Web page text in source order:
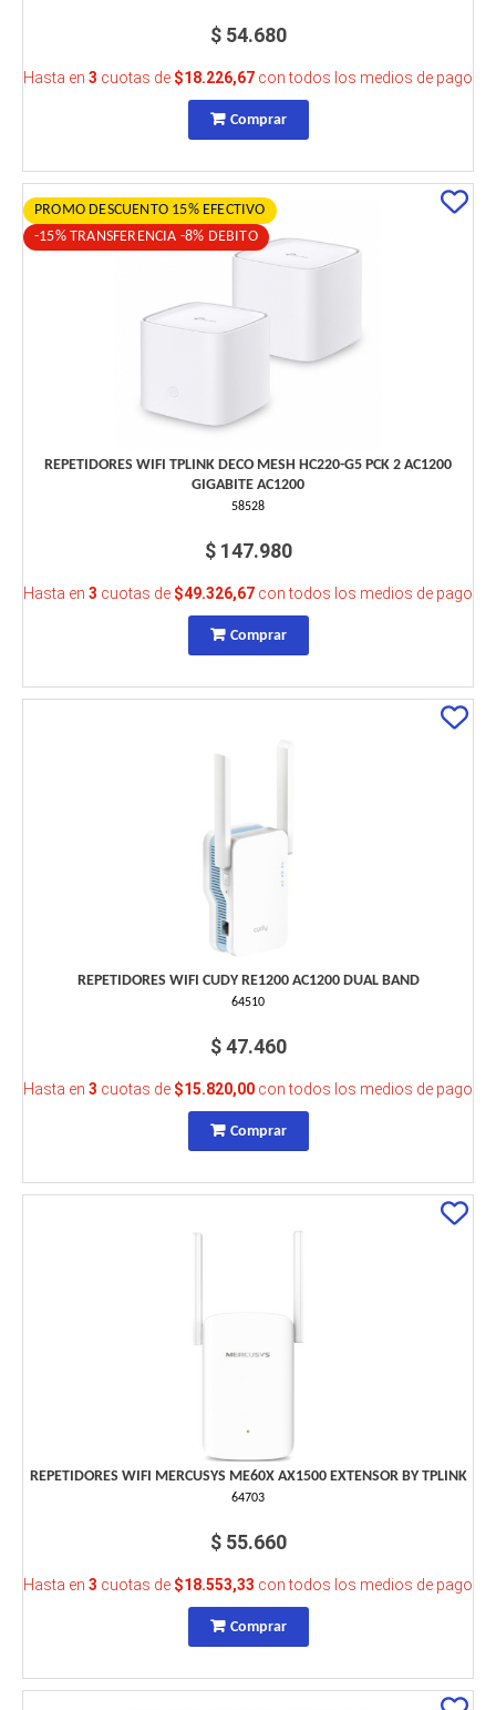
$ 54.680
Hasta en 3 cuotas de $18.226,67 con todos los medios de pago
Comprar
PROMO DESCUENTO 15% EFECTIVO
-15% TRANSFERENCIA -8% DEBITO
REPETIDORES WIFI TPLINK DECO MESH HC220-G5 PCK 2 AC1200
GIGABITE AC1200
58528
$ 147.980
Hasta en 3 cuotas de $49.326,67 con todos los medios de pago
Comprar
REPETIDORES WIFI CUDY RE1200 AC1200 DUAL BAND
64510
$ 47.460
Hasta en 3 cuotas de $15.820,00 con todos los medios de pago
Comprar
REPETIDORES WIFI MERCUSYS ME60X AX1500 EXTENSOR BY TPLINK
64703
$ 55.660
Hasta en 3 cuotas de $18.553,33 con todos los medios de pago
Comprar